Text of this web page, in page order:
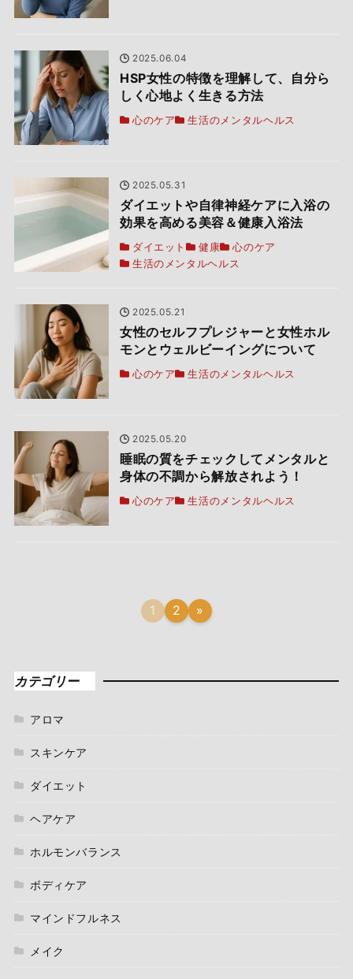
2025.06.04
HSP女性の特徴を理解して、自分ら
しく心地よく生きる方法
心のケア 生活のメンタルヘルス
2025.05.31
ダイエットや自律神経ケアに入浴の
効果を高める美容＆健康入浴法
ダイエット 健康
心のケア
生活のメンタルヘルス
2025.05.21
女性のセルフプレジャーと女性ホル
モンとウェルビーイングについて
心のケア 生活のメンタルヘルス
2025.05.20
睡眠の質をチェックしてメンタルと
身体の不調から解放されよう！
心のケア 生活のメンタルヘルス
1 2 »
カテゴリー
アロマ
スキンケア
ダイエット
ヘアケア
ホルモンバランス
ボディケア
マインドフルネス
メイク